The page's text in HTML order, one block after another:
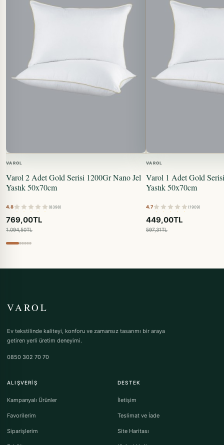
VAROL
Varol 2 Adet Gold Serisi 1200Gr Nano Jel
Yastık 50x70cm
4.8 (8398)
769,00TL
1.094,50TL
VAROL
Varol 1 Adet Gold
Yastık 50x70cm
4.7 (1909)
449,00TL
597,31TL
VAROL
Ev tekstilinde kaliteyi, konforu ve zamansız tasarımı bir araya
getiren yerli üretim deneyimi.
0850 302 70 70
ALIŞVERIŞ
Kampanyalı Ürünler
Favorilerim
Siparişlerim
DESTEK
İletişim
Teslimat ve İade
Site Haritası